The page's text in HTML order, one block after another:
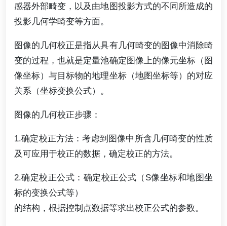
感器外部畸变，以及由地图投影方式的不同所造成的
投影几何学畸变等方面。
图像的几何校正是指从具有几何畸变的图像中消除畸
变的过程，也就是定量池确定图像上的像元坐标（图
像坐标）与目标物的地理坐标（地图坐标等）的对应
关系（坐标变换公式）。
图像的几何校正步骤：
1.确定校正方法：考虑到图像中所含几何畸变的性质
及可应用于校正的数据，确定校正的方法。
2.确定校正公式：确定校正公式（S像坐标和地图坐
标的变换公式等）
的结构，根据控制点数据等求出校正公式的参数。